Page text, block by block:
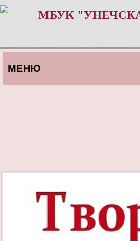
МБУК
МЕНЮ